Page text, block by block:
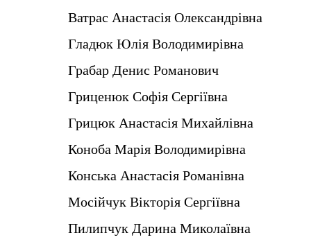
Ватрас Анастасія Олександрівна
Гладюк Юлія Володимирівна
Грабар Денис Романович
Гриценюк Софія Сергіївна
Грицюк Анастасія Михайлівна
Коноба Марія Володимирівна
Конська Анастасія Романівна
Мосійчук Вікторія Сергіївна
Пилипчук Дарина Миколаївна